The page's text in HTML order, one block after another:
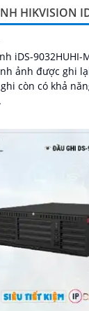
HIKVISION
iDS-9032HUHI-
ảnh được ghi